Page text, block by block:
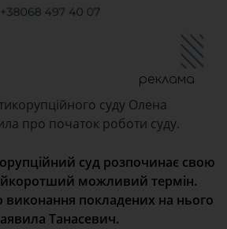
реклама
суду Олена
про початок роботи суду.
суд розпочинає свою
можливий термін.
виконання покладених на нього
Танасевич.